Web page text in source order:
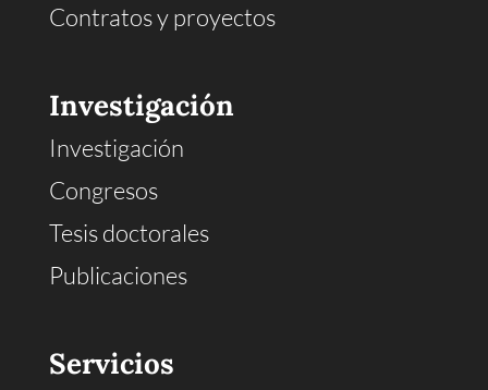
Contratos y proyectos
Investigación
Investigación
Congresos
Tesis doctorales
Publicaciones
Servicios